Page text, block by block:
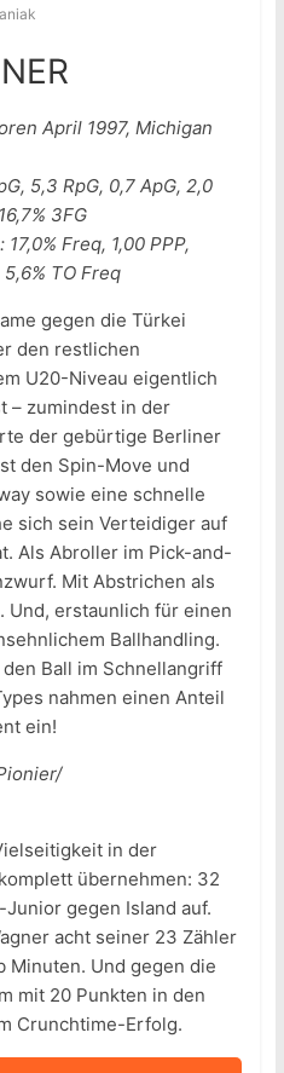
April 1997, Michigan
5,3 RpG, 0,7 ApG, 2,0
3FG
Freq, 1,00 PPP,
5,6% TO Freq
gegen die Türkei
den restlichen
U20-Niveau eigentlich
– zumindest in der
der gebürtige Berliner
den Spin-Move und
sowie eine schnelle
sich sein Verteidiger auf
Als Abroller im Pick-and-
Mit Abstrichen als
Und, erstaunlich für einen
Ballhandling.
Ball im Schnellangriff
nahmen einen Anteil
ein!
in der
übernehmen: 32
gegen Island auf.
acht seiner 23 Zähler
Minuten. Und gegen die
mit 20 Punkten in den
Crunchtime-Erfolg.